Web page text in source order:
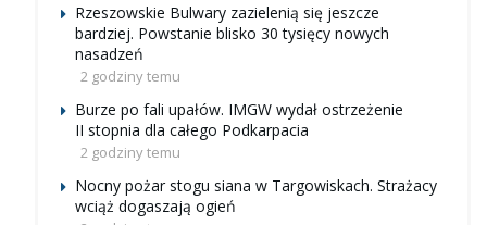
Rzeszowskie Bulwary zazielenią się jeszcze
bardziej. Powstanie blisko 30 tysięcy nowych
nasadzeń
2 godziny temu
Burze po fali upałów. IMGW wydał ostrzeżenie
II stopnia dla całego Podkarpacia
2 godziny temu
Nocny pożar stogu siana w Targowiskach. Strażacy
wciąż dogaszają ogień